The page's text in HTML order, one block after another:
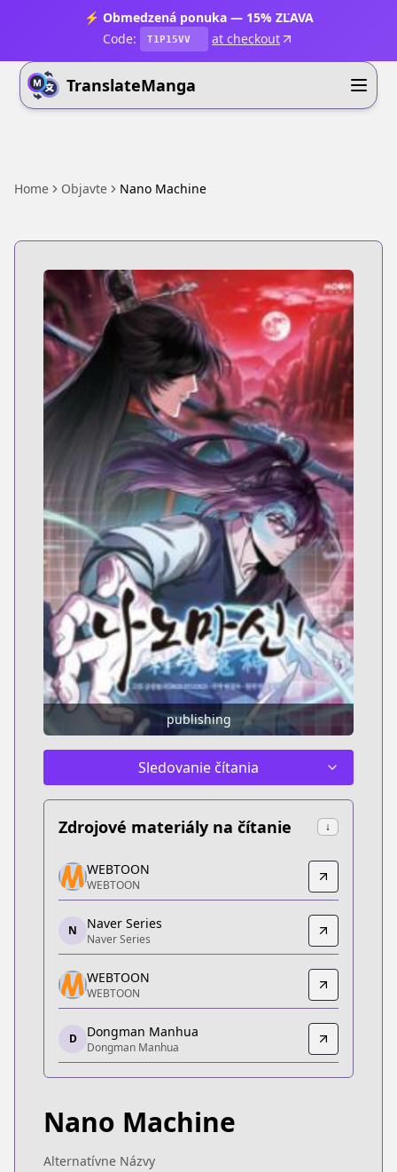
⚡ Obmedzená ponuka — 15% ZĽAVA
Code:
T1P15VV at checkout
TranslateManga
Home Objavte Nano Machine
publishing
Sledovanie čítania
Zdrojové materiály na čítanie ↓
WEBTOON
WEBTOON
https://www.webtoons.com/zh-hant/martial-arts/
Naver Series
Naver Series
https://series.naver.com/comic/
WEBTOON
WEBTOON
https://www.webtoons.com/zh-hant/martial-arts/
Dongman Manhua
Dongman Manhua
WEBTOON
https://www.webtoons.com/th/action/nano-
WEBTOON
WEBTOON
N Naver Series
Naver Series
WEBTOON
WEBTOON
D Dongman Manhua
Dongman Manhua
Nano Machine
Alternatívne Názvy